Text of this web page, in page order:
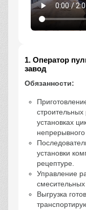
1. Оператор
завод
Обязанности:
установках
установки
рецептуре.
Управление
смесительных
Выгрузка